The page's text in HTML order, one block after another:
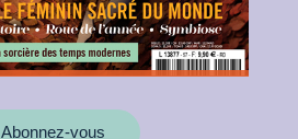
Abonnez-vous